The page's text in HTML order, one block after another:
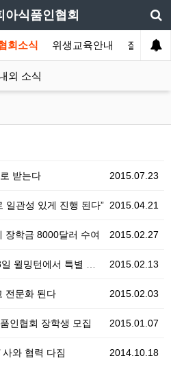
아식품인협회
회소식 위생교육안내 질의답변
외 소식
2015.07.23
받는다
2015.04.21
일관성 있게 진행 된다”
2015.02.27
장학금 8000달러 수여
2015.02.13
밍턴에서 특별 교육 …
2015.02.03
전문화 된다
2015.01.07
인협회 장학생 모집
2014.10.18
사와 협력 다짐